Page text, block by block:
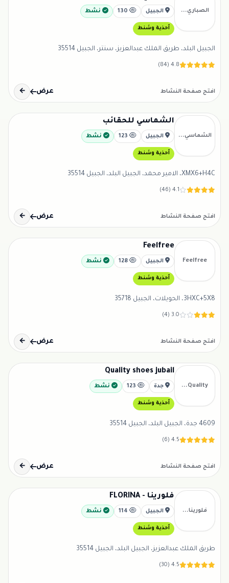
الصباري... الجبيل نشط
أحذية وشنط
الجبيل البلد، طريق الملك عبدالعزيز، سنتر، الجبيل 35514
4.8 (84)
افتح صفحة النشاط عرض ←
الشماسي...
الشماسي للحقائب
الجبيل نشط
أحذية وشنط
XMX6+H4C، الامير محمد، الجبيل البلد، الجبيل 35514
4.1 (46)
افتح صفحة النشاط عرض ←
Feelfree
Feelfree
الجبيل نشط
أحذية وشنط
3HXC+5X8، الحويلات، الجبيل 35718
3.0 (4)
افتح صفحة النشاط عرض ←
Quality...
Quality shoes jubail
جدة نشط
أحذية وشنط
4609 جدة، الجبيل البلد، الجبيل 35514
4.5 (6)
افتح صفحة النشاط عرض ←
فلورينا...
فلورينا - FLORINA
الجبيل نشط
أحذية وشنط
طريق الملك عبدالعزيز، الجبيل البلد، الجبيل 35514
4.5 (30)